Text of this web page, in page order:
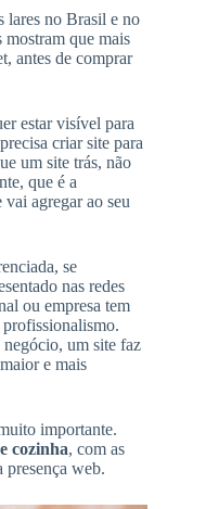
lares no Brasil e no
mostram que mais
antes de comprar
estar visível para
criar site para
um site trás, não
que é a
agregar ao seu
se
nas redes
ou empresa tem
negócio, um site faz
e mais
importante.
cozinha, com as
presença web.